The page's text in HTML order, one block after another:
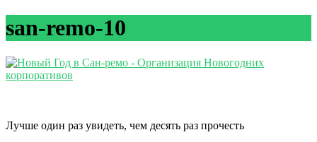
san-remo-10
Лучше один раз увидеть, чем десять раз прочесть